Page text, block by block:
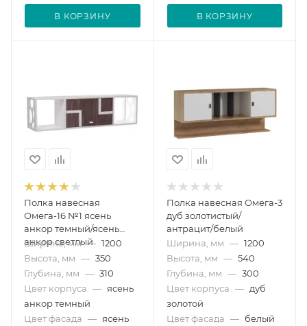
В КОРЗИНУ В КОРЗИНУ
Полка навесная
Омега-16 №1 ясень
анкор темный/ясень
анкор светлый
Ширина, мм — 1200
Высота, мм — 350
Глубина, мм — 310
Цвет корпуса — ясень
анкор темный
Цвет фасада — ясень
Полка навесная Омега-3
дуб золотистый/
антрацит/белый
Ширина, мм — 1200
Высота, мм — 540
Глубина, мм — 300
Цвет корпуса — дуб
золотой
Цвет фасада — белый